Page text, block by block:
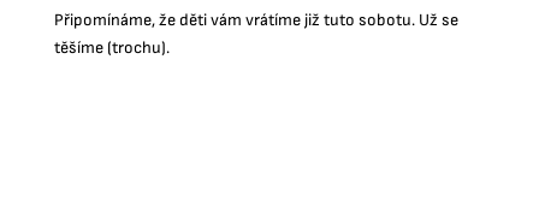
Připomínáme, že děti vám vrátíme již tuto sobotu. Už se
těšíme (trochu).